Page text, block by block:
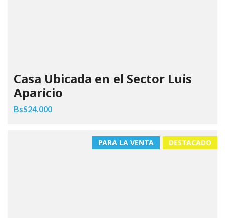
Casa Ubicada en el Sector Luis
Aparicio
BsS24.000
DESTACADO
PARA LA VENTA